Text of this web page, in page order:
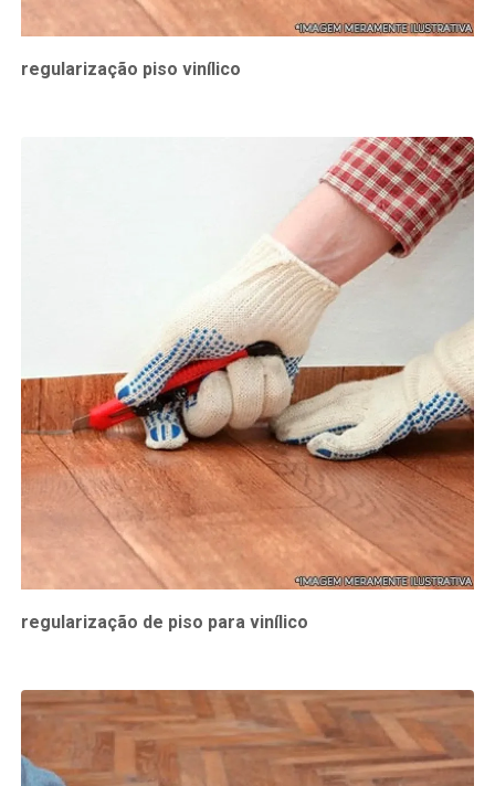
regularização piso vinílico
regularização de piso para vinílico